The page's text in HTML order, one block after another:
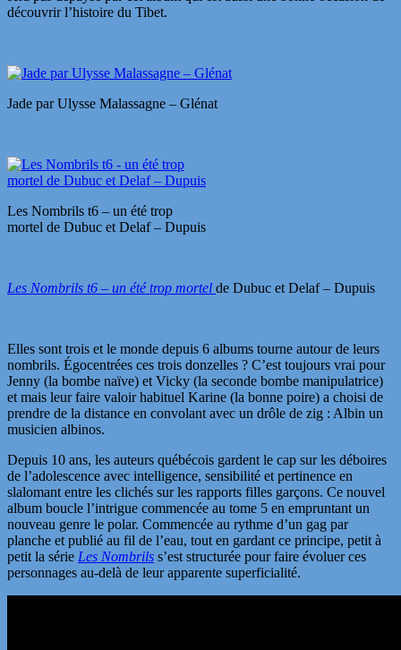
découvrir l’histoire du Tibet.
Jade par Ulysse Malassagne – Glénat
Les Nombrils t6 – un été trop
mortel de Dubuc et Delaf – Dupuis
Les Nombrils t6 – un été trop mortel de Dubuc et Delaf – Dupuis
Elles sont trois et le monde depuis 6 albums tourne autour de leurs
nombrils. Égocentrées ces trois donzelles ? C’est toujours vrai pour
Jenny (la bombe naïve) et Vicky (la seconde bombe manipulatrice)
et mais leur faire valoir habituel Karine (la bonne poire) a choisi de
prendre de la distance en convolant avec un drôle de zig : Albin un
musicien albinos.
Depuis 10 ans, les auteurs québécois gardent le cap sur les déboires
de l’adolescence avec intelligence, sensibilité et pertinence en
slalomant entre les clichés sur les rapports filles garçons. Ce nouvel
album boucle l’intrigue commencée au tome 5 en empruntant un
nouveau genre le polar. Commencée au rythme d’un gag par
planche et publié au fil de l’eau, tout en gardant ce principe, petit à
petit la série Les Nombrils s’est structurée pour faire évoluer ces
personnages au-delà de leur apparente superficialité.